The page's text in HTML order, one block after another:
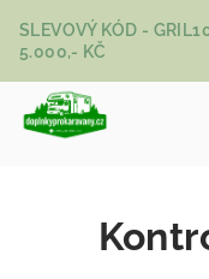
SLEVOVÝ KÓD -
5.000,- KČ